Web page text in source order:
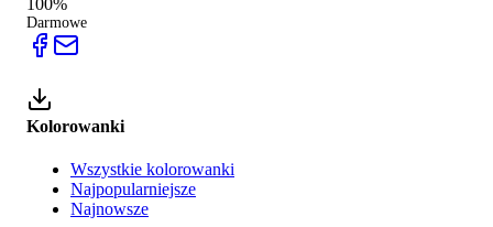
Darmowe
Kolorowanki
Wszystkie kolorowanki
Najpopularniejsze
Najnowsze